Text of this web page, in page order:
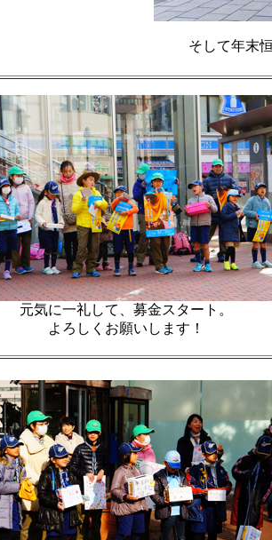
そして年末
元気に一礼して、募金スタート。
よろしくお願いします！